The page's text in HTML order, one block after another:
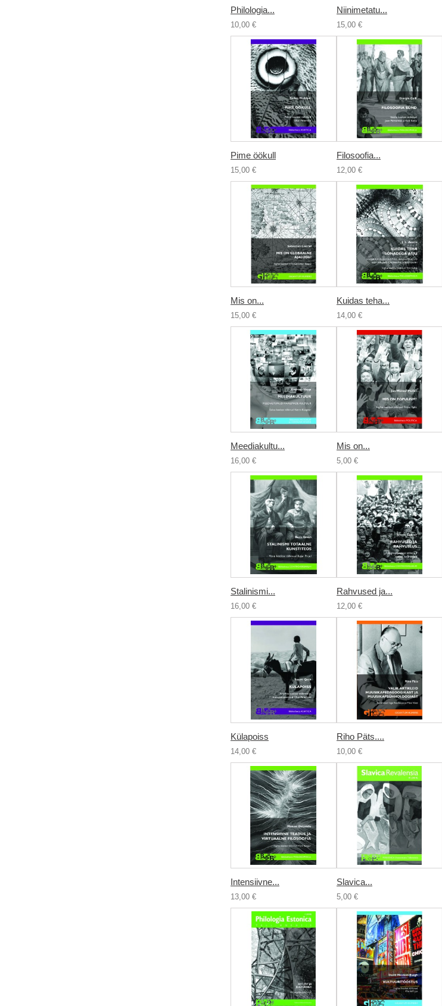
Philologia...
10,00 €
Niinimetatu...
15,00 €
Pime öökull
15,00 €
Filosoofia...
12,00 €
Mis on...
15,00 €
Kuidas teha...
14,00 €
Meediakultu...
16,00 €
Mis on...
5,00 €
Stalinismi...
16,00 €
Rahvused ja...
12,00 €
Külapoiss
14,00 €
Riho Päts....
10,00 €
Intensiivne...
13,00 €
Slavica...
5,00 €